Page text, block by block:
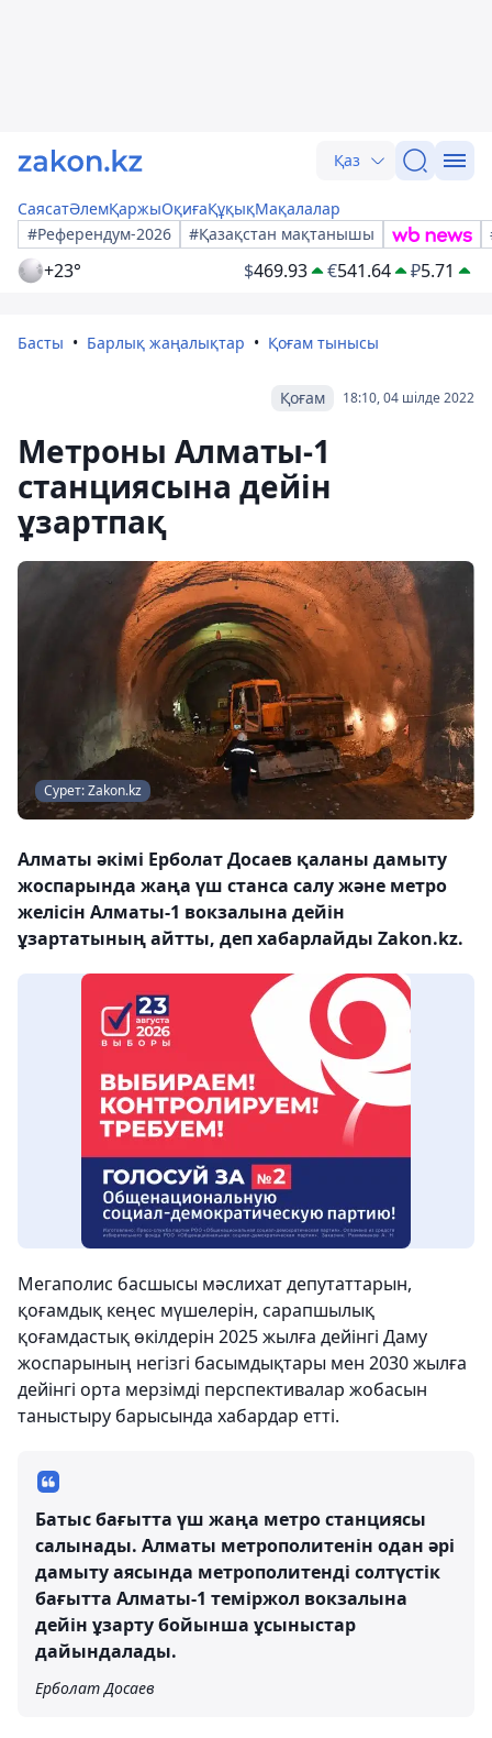
Қаз
СаясатӘлемҚаржыОқиғаҚұқықМақалалар
#Референдум-2026
#Қазақстан мақтанышы
+23° $469.93 €541.64 ₽5.71
Басты Барлық жаңалықтар Қоғам тынысы
18:10, 04 шілде 2022
Қоғам
Метроны Алматы-1
станциясына дейін
ұзартпақ
Сурет: Zakon.kz
Алматы әкімі Ерболат Досаев қаланы дамыту
жоспарында жаңа үш станса салу және метро
желісін Алматы-1 вокзалына дейін
ұзартатының айтты, деп хабарлайды Zakon.kz.
Мегаполис басшысы мәслихат депутаттарын,
қоғамдық кеңес мүшелерін, сарапшылық
қоғамдастық өкілдерін 2025 жылға дейінгі Даму
жоспарының негізгі басымдықтары мен 2030 жылға
дейінгі орта мерзімді перспективалар жобасын
таныстыру барысында хабардар етті.
Батыс бағытта үш жаңа метро станциясы
салынады. Алматы метрополитенін одан әрі
дамыту аясында метрополитенді солтүстік
бағытта Алматы-1 теміржол вокзалына
дейін ұзарту бойынша ұсыныстар
дайындалады.
Ерболат Досаев